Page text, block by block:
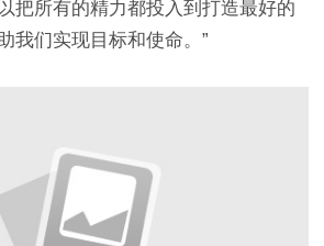
把所有的精力都投入到打造最好的
我们实现目标和使命。”